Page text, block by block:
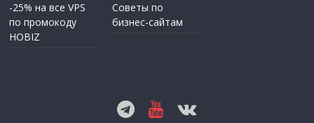
-25% на все VPS
по промокоду
HOBIZ
Советы по
бизнес-сайтам